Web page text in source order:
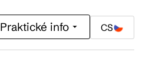
Praktické info CS